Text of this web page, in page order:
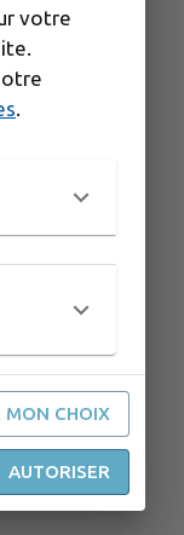
votre
.
MON CHOIX
AUTORISER